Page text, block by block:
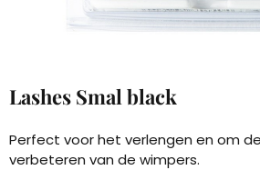
Lashes Smal black
Perfect voor het verlengen en om
verbeteren van de wimpers.